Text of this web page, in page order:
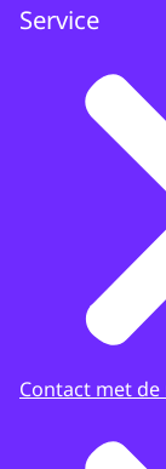
Service
Contact met